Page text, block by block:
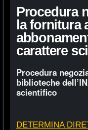
Procedura
la fornitura
carattere
Procedura
biblioteche
scientifico
DETERMINA